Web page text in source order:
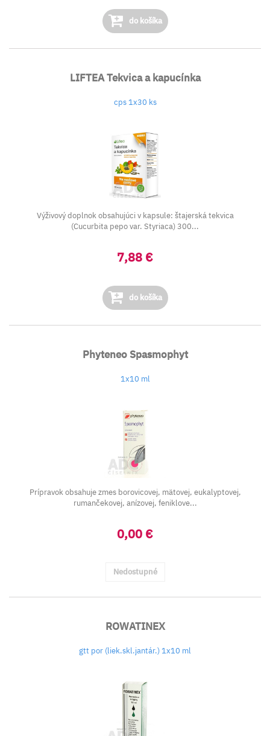
do košíka
LIFTEA Tekvica a kapucínka
cps 1x30 ks
Výživový doplnok obsahujúci v kapsule: štajerská tekvica
(Cucurbita pepo var. Styriaca) 300...
7,88 €
do košíka
Phyteneo Spasmophyt
1x10 ml
Prípravok obsahuje zmes borovicovej, mätovej, eukalyptovej,
rumančekovej, anízovej, feniklove...
0,00 €
Nedostupné
ROWATINEX
gtt por (liek.skl.jantár.) 1x10 ml